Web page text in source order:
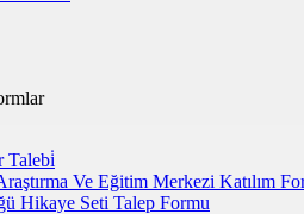
Talebi̇
Ve Eğitim Merkezi Katılım
Hikaye Seti Talep Formu